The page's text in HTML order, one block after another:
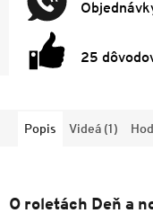
25
Popis Videá (1)
O roletách Deň a